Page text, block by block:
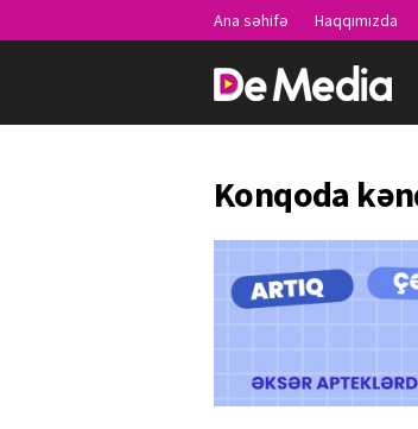
Ana səhifə Haqqımızda
Konqoda